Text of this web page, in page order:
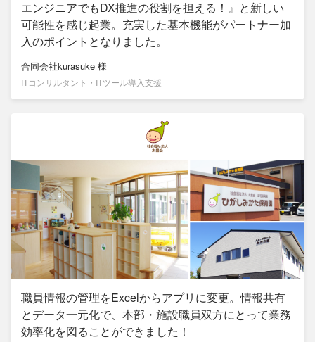
エンジニアでもDX推進の役割を担える！』と新しい
可能性を感じ起業。充実した基本機能がパートナー加
入のポイントとなりました。
合同会社kurasuke 様
ITコンサルタント・ITツール導入支援
職員情報の管理をExcelからアプリに変更。情報共有
とデータ一元化で、本部・施設職員双方にとって業務
効率化を図ることができました！